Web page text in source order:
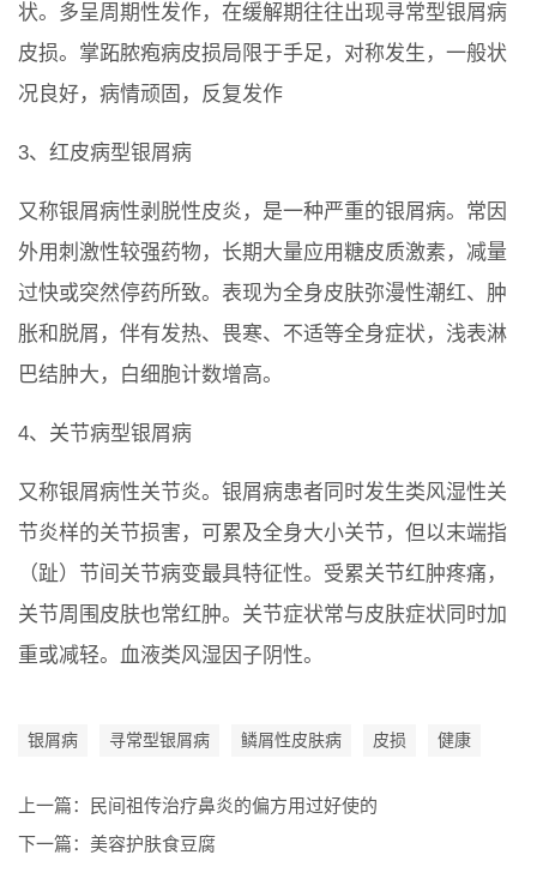
状。多呈周期性发作，在缓解期往往出现寻常型银屑病
皮损。掌跖脓疱病皮损局限于手足，对称发生，一般状
况良好，病情顽固，反复发作
3、红皮病型银屑病
又称银屑病性剥脱性皮炎，是一种严重的银屑病。常因
外用刺激性较强药物，长期大量应用糖皮质激素，减量
过快或突然停药所致。表现为全身皮肤弥漫性潮红、肿
胀和脱屑，伴有发热、畏寒、不适等全身症状，浅表淋
巴结肿大，白细胞计数增高。
4、关节病型银屑病
又称银屑病性关节炎。银屑病患者同时发生类风湿性关
节炎样的关节损害，可累及全身大小关节，但以末端指
（趾）节间关节病变最具特征性。受累关节红肿疼痛，
关节周围皮肤也常红肿。关节症状常与皮肤症状同时加
重或减轻。血液类风湿因子阴性。
银屑病 寻常型银屑病 鳞屑性皮肤病 皮损 健康
上一篇：
民间祖传治疗鼻炎的偏方用过好使的
下一篇： 美容护肤食豆腐